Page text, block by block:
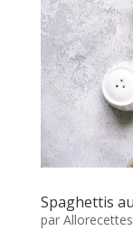
Spaghettis
par Allorecettes